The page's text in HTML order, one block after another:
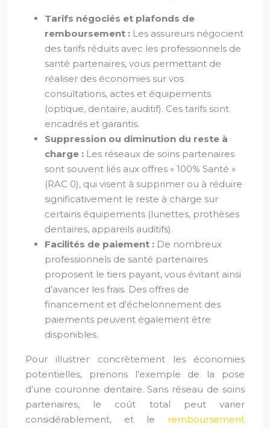
Tarifs négociés et plafonds de
remboursement : Les assureurs négocient
des tarifs réduits avec les professionnels de
santé partenaires, vous permettant de
réaliser des économies sur vos
consultations, actes et équipements
(optique, dentaire, auditif). Ces tarifs sont
encadrés et garantis.
Suppression ou diminution du reste à
charge : Les réseaux de soins partenaires
sont souvent liés aux offres « 100% Santé »
(RAC 0), qui visent à supprimer ou à réduire
significativement le reste à charge sur
certains équipements (lunettes, prothèses
dentaires, appareils auditifs).
Facilités de paiement : De nombreux
professionnels de santé partenaires
proposent le tiers payant, vous évitant ainsi
d’avancer les frais. Des offres de
financement et d’échelonnement des
paiements peuvent également être
disponibles.
Pour illustrer concrètement les économies
potentielles, prenons l’exemple de la pose
d’une couronne dentaire. Sans réseau de soins
partenaires, le coût total peut varier
considérablement, et le remboursement